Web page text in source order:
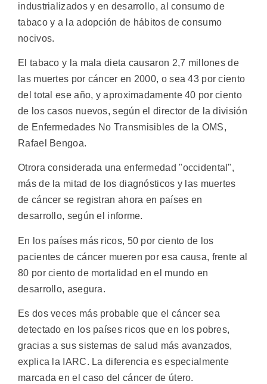
industrializados y en desarrollo, al consumo de
tabaco y a la adopción de hábitos de consumo
nocivos.
El tabaco y la mala dieta causaron 2,7 millones de
las muertes por cáncer en 2000, o sea 43 por ciento
del total ese año, y aproximadamente 40 por ciento
de los casos nuevos, según el director de la división
de Enfermedades No Transmisibles de la OMS,
Rafael Bengoa.
Otrora considerada una enfermedad "occidental",
más de la mitad de los diagnósticos y las muertes
de cáncer se registran ahora en países en
desarrollo, según el informe.
En los países más ricos, 50 por ciento de los
pacientes de cáncer mueren por esa causa, frente al
80 por ciento de mortalidad en el mundo en
desarrollo, asegura.
Es dos veces más probable que el cáncer sea
detectado en los países ricos que en los pobres,
gracias a sus sistemas de salud más avanzados,
explica la IARC. La diferencia es especialmente
marcada en el caso del cáncer de útero.